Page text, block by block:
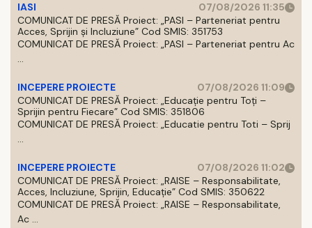
IASI
07/08/2026 11:35
COMUNICAT DE PRESĂ Proiect: „PASI – Parteneriat pentru
Acces, Sprijin și Incluziune” Cod SMIS: 351753
COMUNICAT DE PRESĂ Proiect: „PASI – Parteneriat pentru Ac
...
INCEPERE PROIECTE
07/08/2026 11:09
COMUNICAT DE PRESĂ Proiect: „Educație pentru Toți –
Sprijin pentru Fiecare” Cod SMIS: 351806
COMUNICAT DE PRESĂ Proiect: „Educatie pentru Toti – Sprij
...
INCEPERE PROIECTE
07/08/2026 11:02
COMUNICAT DE PRESĂ Proiect: „RAISE – Responsabilitate,
Acces, Incluziune, Sprijin, Educație” Cod SMIS: 350622
COMUNICAT DE PRESĂ Proiect: „RAISE – Responsabilitate,
Ac ...